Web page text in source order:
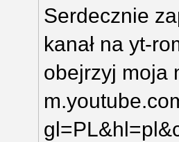
Serdecznie
kanał na yt-
obejrzyj moja